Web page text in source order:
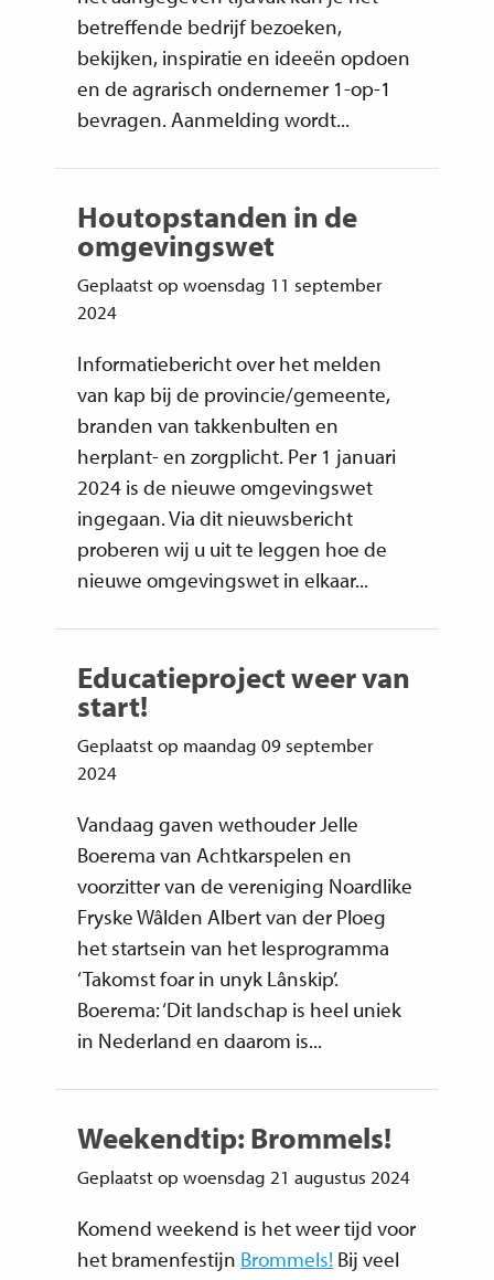
betreffende bedrijf bezoeken,
bekijken, inspiratie en ideeën opdoen
en de agrarisch ondernemer 1-op-1
bevragen. Aanmelding wordt...
Houtopstanden in de
omgevingswet
Geplaatst op woensdag 11 september
2024
Informatiebericht over het melden
van kap bij de provincie/gemeente,
branden van takkenbulten en
herplant- en zorgplicht. Per 1 januari
2024 is de nieuwe omgevingswet
ingegaan. Via dit nieuwsbericht
proberen wij u uit te leggen hoe de
nieuwe omgevingswet in elkaar...
Educatieproject weer van
start!
Geplaatst op maandag 09 september
2024
Vandaag gaven wethouder Jelle
Boerema van Achtkarspelen en
voorzitter van de vereniging Noardlike
Fryske Wâlden Albert van der Ploeg
het startsein van het lesprogramma
‘Takomst foar in unyk Lânskip’.
Boerema: ‘Dit landschap is heel uniek
in Nederland en daarom is...
Weekendtip: Brommels!
Geplaatst op woensdag 21 augustus 2024
Komend weekend is het weer tijd voor
het bramenfestijn Brommels! Bij veel